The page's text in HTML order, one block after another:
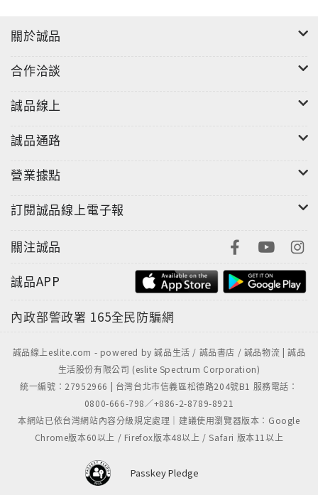
關於誠品
合作洽談
誠品線上
誠品通路
營業據點
訂閱誠品線上電子報
關注誠品
誠品APP
內政部警政署 165全民防騙網
誠品線上eslite.com - powered by 誠品生活 / 誠品書店 / 誠品物流 | 誠品
生活股份有限公司 (eslite Spectrum Corporation)
統一編號：27952966 | 台灣台北市信義區松德路204號B1 服務電話：
0800-666-798／+886-2-8789-8921
本網站已依台灣網站內容分級規定處理｜建議使用瀏覽器版本：Google
Chrome版本60以上 / Firefox版本48以上 / Safari 版本11以上
Passkey Pledge